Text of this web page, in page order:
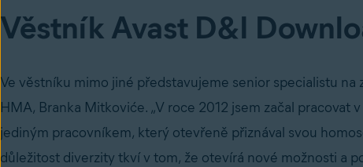
Věstník Avast D&I
Ve věstníku mimo jiné představujeme senior specialistu
HMA, Branka Mitkoviće. „V roce 2012 jsem začal
jediným pracovníkem, který otevřeně přiznával svou
důležitost diverzity tkví v tom, že otevírá nové možnosti a